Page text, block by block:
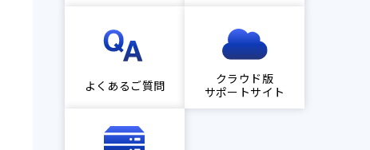
よくあるご質問
クラウド版
サポートサイト